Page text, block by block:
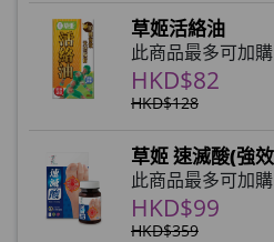
草姬活絡油
此商品最多可加
HKD$82
HKD$128
草姬 速滅酸(強
此商品最多可加
HKD$99
HKD$359